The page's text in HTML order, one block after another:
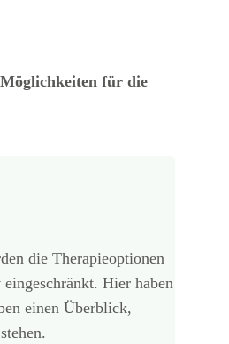
für die
die Therapieoptionen
Hier haben
einen Überblick,